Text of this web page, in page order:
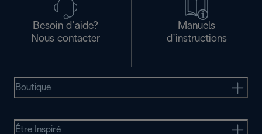
Besoin d’aide?
Nous contacter
Manuels
d’instructions
Boutique
Être Inspiré